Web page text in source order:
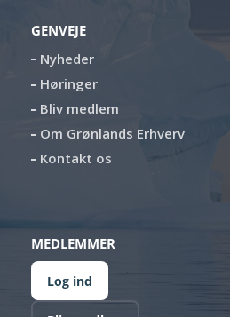
GENVEJE
Nyheder
Høringer
Bliv medlem
Om Grønlands Erhverv
Kontakt os
MEDLEMMER
Log ind